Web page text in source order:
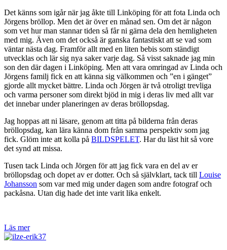
Det känns som igår när jag åkte till Linköping för att fota Linda och
Jörgens bröllop. Men det är över en månad sen. Om det är någon
som vet hur man stannar tiden så får ni gärna dela den hemligheten
med mig. Även om det också är ganska fantastiskt att se vad som
väntar nästa dag. Framför allt med en liten bebis som ständigt
utvecklas och lär sig nya saker varje dag. Så visst saknade jag min
son den där dagen i Linköping. Men att vara omringad av Linda och
Jörgens familj fick en att känna sig välkommen och ”en i gänget”
gjorde allt mycket bättre. Linda och Jörgen är två otroligt trevliga
och varma personer som direkt bjöd in mig i deras liv med allt var
det innebar under planeringen av deras bröllopsdag.
Jag hoppas att ni läsare, genom att titta på bilderna från deras
bröllopsdag, kan lära känna dom från samma perspektiv som jag
fick. Glöm inte att kolla på BILDSPELET. Har du läst hit så vore
det synd att missa.
Tusen tack Linda och Jörgen för att jag fick vara en del av er
bröllopsdag och dopet av er dotter. Och så självklart, tack till Louise
Johansson som var med mig under dagen som andre fotograf och
packåsna. Utan dig hade det inte varit lika enkelt.
Läs mer